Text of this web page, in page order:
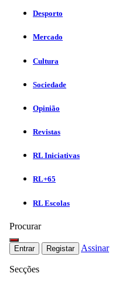
Desporto
Mercado
Cultura
Sociedade
Opinião
Revistas
RL Iniciativas
RL+65
RL Escolas
Procurar
Entrar Registar Assinar
Secções